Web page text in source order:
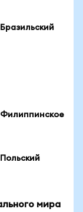
Филиппинское
мира